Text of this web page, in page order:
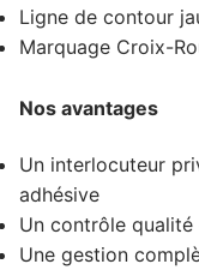
Ligne de contour
Marquage Croix-
Nos avantages
Un interlocuteur
adhésive
Un contrôle
Une gestion